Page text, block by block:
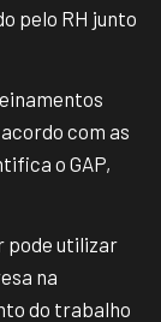
pelo RH junto
com as
o GAP,
pode utilizar
na
do trabalho